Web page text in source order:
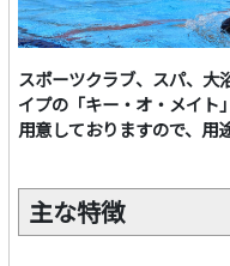
スポーツクラブ、スパ、大
イプの「キー・オ・メイト
用意しておりますので、用
主な特徴